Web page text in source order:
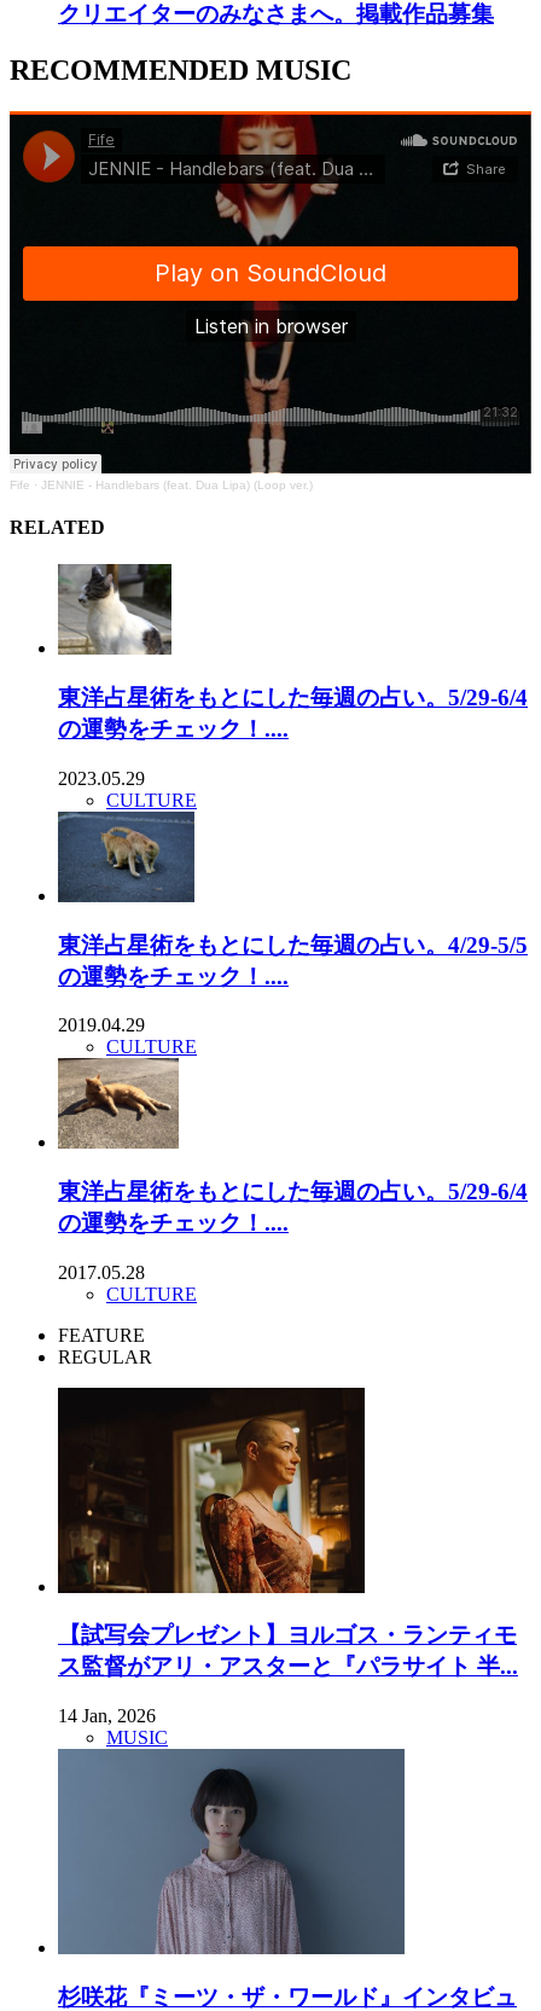
クリエイターのみなさまへ。掲載作品募集
RECOMMENDED MUSIC
Fife · JENNIE - Handlebars (feat. Dua Lipa) (Loop ver.)
RELATED
東洋占星術をもとにした毎週の占い。5/29-6/4
の運勢をチェック！....
2023.05.29
CULTURE
東洋占星術をもとにした毎週の占い。4/29-5/5
の運勢をチェック！....
2019.04.29
CULTURE
東洋占星術をもとにした毎週の占い。5/29-6/4
の運勢をチェック！....
2017.05.28
CULTURE
FEATURE
REGULAR
【試写会プレゼント】ヨルゴス・ランティモ
ス監督がアリ・アスターと『パラサイト 半...
14 Jan, 2026
MUSIC
杉咲花『ミーツ・ザ・ワールド』インタビュ